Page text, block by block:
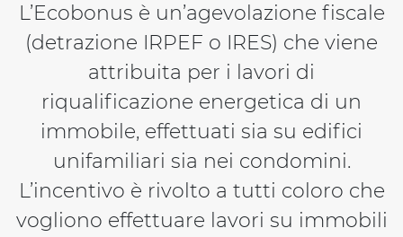
L’Ecobonus è un’agevolazione fiscale
(detrazione IRPEF o IRES) che viene
attribuita per i lavori di
riqualificazione energetica di un
immobile, effettuati sia su edifici
unifamiliari sia nei condomini.
L’incentivo è rivolto a tutti coloro che
vogliono effettuare lavori su immobili